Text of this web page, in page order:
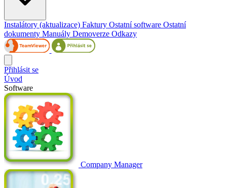
Instalátory (aktualizace) Faktury Ostatní software Ostatní
dokumenty Manuály Demoverze Odkazy
Přihlásit se
Úvod
Software
Company Manager